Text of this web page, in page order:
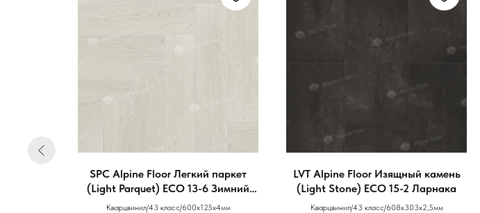
SPC Alpine Floor Легкий паркет
(Light Parquet) ЕСО 13-6 Зимний
Кварцвинил/43 класс/600х125х4мм
LVT Alpine Floor Изящный камень
(Light Stone) ЕСО 15-2 Ларнака
Кварцвинил/43 класс/608х303х2,5мм